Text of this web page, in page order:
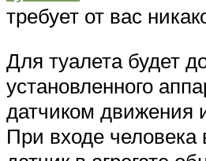
требует от вас
Для туалета будет
установленного
датчиком движения
При входе человека